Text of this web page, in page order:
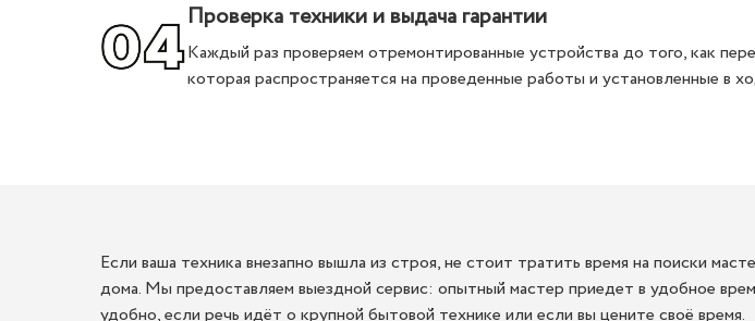
Проверка техники и выдача гарантии
Каждый раз проверяем отремонтированные устройства до того, как
которая распространяется на проведенные работы и установленные в
Если ваша техника внезапно вышла из строя, не стоит тратить время на поиски
дома. Мы предоставляем выездной сервис: опытный мастер приедет в удобное
удобно, если речь идёт о крупной бытовой технике или если вы цените своё время.